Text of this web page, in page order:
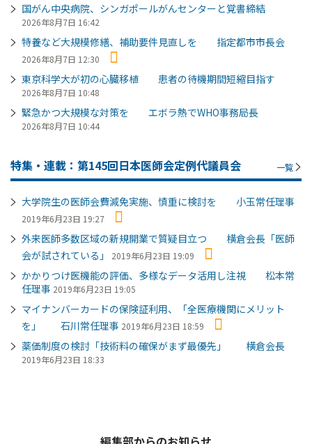
国がん中央病院、シンガポールがんセンターと覚書締結
2026年8月7日 16:42
特養など大規模修繕、補助要件見直しを 指定都市市長会
2026年8月7日 12:30
東京科学大が初の心臓移植 患者の待機期間短縮目指す
2026年8月7日 10:48
緊急かつ大規模な対策を エボラ熱でWHO事務局長
2026年8月7日 10:44
特集・連載：第145回日本医師会定例代議員会 一覧
大学院生の医師会費減免実施、慎重に検討を 小玉常任理事
2019年6月23日 19:27
外来医師多数区域の新規開業で質疑目立つ 横倉会長「医師
会が試されている」
2019年6月23日 19:09
かかりつけ医機能の評価、多様なデータ活用し注視 松本常
任理事 2019年6月23日 19:05
マイナンバーカードの保険証利用、「全医療機関にメリット
を」 石川常任理事 2019年6月23日 18:59
薬価制度の検討「技術料の確保がまず最優先」 横倉会長
2019年6月23日 18:33